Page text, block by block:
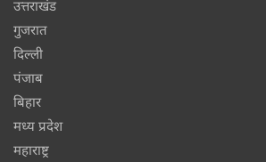
उत्तराखंड
गुजरात
दिल्ली
पंजाब
बिहार
मध्य प्रदेश
महाराष्ट्र